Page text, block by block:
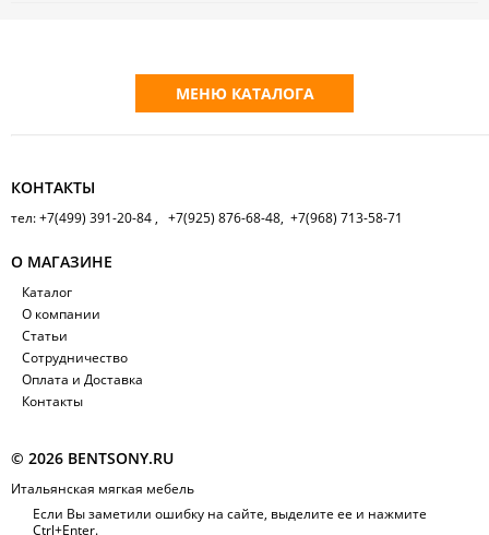
МЕНЮ КАТАЛОГА
КОНТАКТЫ
тел: +7(499) 391-20-84 , +7(925) 876-68-48, +7(968) 713-58-71
О МАГАЗИНЕ
Каталог
О компании
Статьи
Сотрудничество
Оплата и Доставка
Контакты
© 2026 BENTSONY.RU
Итальянская мягкая мебель
Если Вы заметили ошибку на сайте, выделите ее и нажмите
Ctrl+Enter.